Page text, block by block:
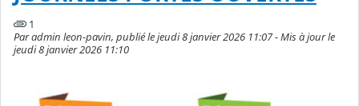
1
Par admin leon-pavin, publié le jeudi 8 janvier 2026 11:07 - Mis à jour le
jeudi 8 janvier 2026 11:10